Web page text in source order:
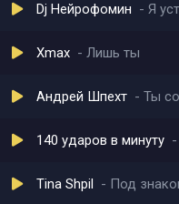
Dj Нейрофомин Я
Xmax Лишь ты
Андрей Шпехт Ты
140 ударов в минуту
Tina Shpil Под